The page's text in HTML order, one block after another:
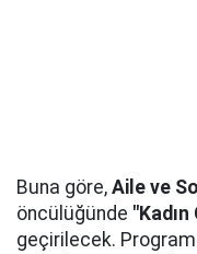
Buna göre, Aile ve
öncülüğünde
geçirilecek.